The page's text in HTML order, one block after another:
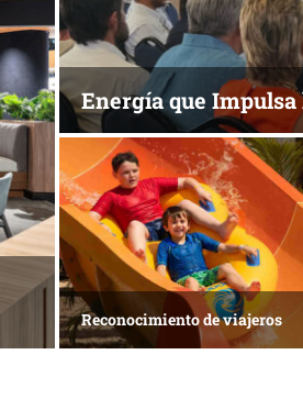
Empresas y Negocios Noticias
Desarrollo en